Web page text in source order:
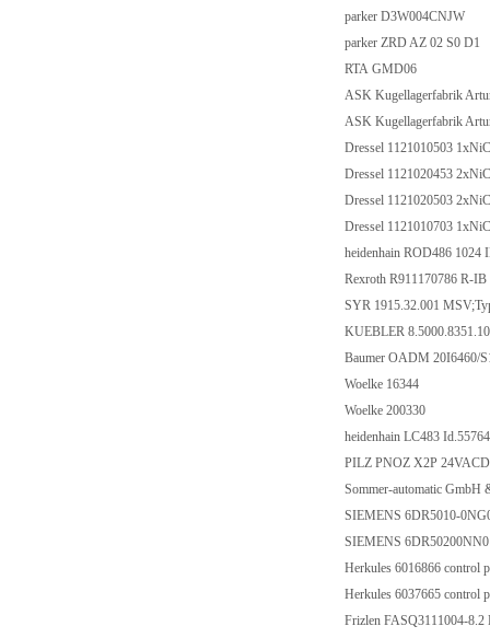
parker D3W004CNJW
parker ZRD AZ 02 S0 D1
RTA GMD06
ASK Kugellagerfabrik
ASK Kugellagerfabrik
Dressel 1121010503
Dressel 1121020453
Dressel 1121020503
Dressel 1121010703
heidenhain ROD486 1024
Rexroth R911170786 R-
SYR 1915.32.001
KUEBLER
Baumer OADM 20I6460/
Woelke 16344
Woelke 200330
heidenhain LC483
PILZ PNOZ X2P
Sommer-automatic GmbH
SIEMENS 6DR5010-
SIEMENS
Herkules 6016866 control
Herkules 6037665 control
Frizlen FASQ3111004-8.2